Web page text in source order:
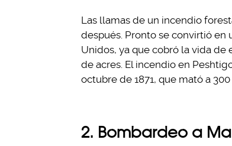
Las llamas de un incendio
después. Pronto se convirtió en
Unidos, ya que cobró la vida de
de acres. El incendio en
octubre de 1871, que mató a
2. Bombardeo a